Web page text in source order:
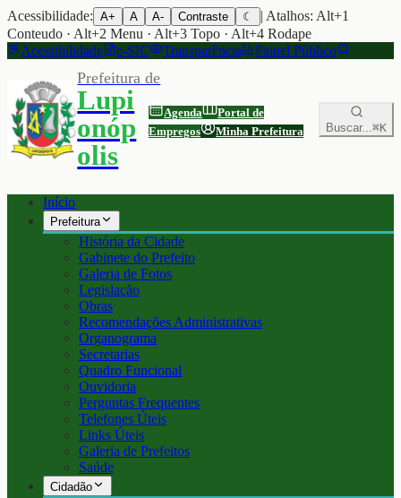
Acessibilidade: A+ A A- Contraste ☾
| Atalhos: Alt+1
Conteudo · Alt+2 Menu · Alt+3 Topo · Alt+4 Rodape
Acessibilidade
e-SIC Transparência Painel Público
Prefeitura de
Lupi
onóp
olis
Agenda
Portal de
Empregos
Minha Prefeitura Buscar...⌘K
Início
Prefeitura
História da Cidade
Gabinete do Prefeito
Galeria de Fotos
Legislação
Obras
Recomendações Administrativas
Organograma
Secretarias
Quadro Funcional
Ouvidoria
Perguntas Frequentes
Telefones Úteis
Links Úteis
Galeria de Prefeitos
Saúde
Cidadão